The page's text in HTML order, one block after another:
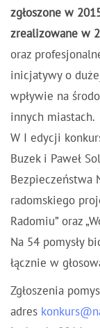
zgłoszone w
zrealizowane w
oraz
inicjatywy o
wpływie na
innych miastach.
W I edycji
Buzek i Paweł
Bezpieczeństwa
radomskiego
Radomiu” oraz
Na 54 pomysły
łącznie w
Zgłoszenia
adres